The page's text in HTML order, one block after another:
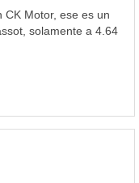
Motor, ese es un
solamente a 4.64